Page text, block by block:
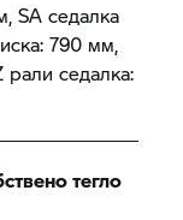
SA седалка
790 мм,
седалка:
тегло